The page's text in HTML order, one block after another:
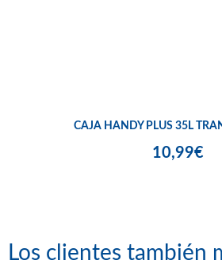
CAJA HANDY PLUS 35L
10,99€
Los clientes también